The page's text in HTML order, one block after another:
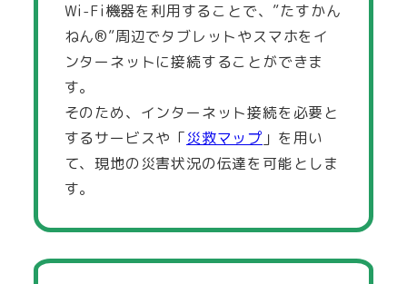
Wi-Fi機器を利用することで、”たすかん
ねん®”周辺でタブレットやスマホをイ
ンターネットに接続することができま
す。
そのため、インターネット接続を必要と
するサービスや「災救マップ 」を用い
て、現地の災害状況の伝達を可能としま
す。